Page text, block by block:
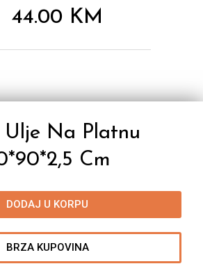
44.00 KM
Ulje Na Platnu
Cm
DODAJ U KORPU
BRZA KUPOVINA